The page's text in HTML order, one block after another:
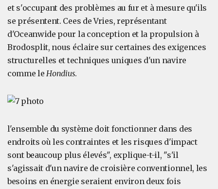
et s'occupant des problèmes au fur et à mesure qu'ils
se présentent. Cees de Vries, représentant
d'Oceanwide pour la conception et la propulsion à
Brodosplit, nous éclaire sur certaines des exigences
structurelles et techniques uniques d'un navire
comme le Hondius.
l'ensemble du système doit fonctionner dans des
endroits où les contraintes et les risques d'impact
sont beaucoup plus élevés", explique-t-il, "s'il
s'agissait d'un navire de croisière conventionnel, les
besoins en énergie seraient environ deux fois